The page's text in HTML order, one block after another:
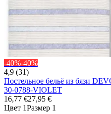
-40%-40%
4,9 (31)
Постельное бельё из бязи
30-0788-VIOLET
16,77 €27,95 €
Цвет 1Размер 1